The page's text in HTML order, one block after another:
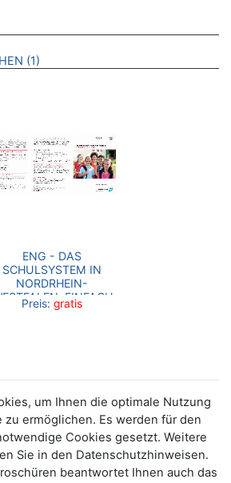
ODER ZULETZT ANGESEHENE
1 BROSCHÜREN
ENG - DAS
SCHULSYSTEM IN
NORDRHEIN-
EINFACH
UND SCHNELL
Preis: gratis
um Ihnen die optimale Nutzung
zu ermöglichen. Es werden für den
Cookies gesetzt. Weitere
Sie in den Datenschutzhinweisen.
beantwortet Ihnen auch das